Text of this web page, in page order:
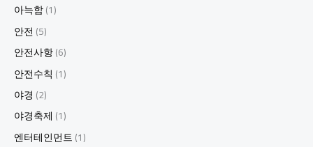
아늑함(1)
안전(5)
안전사항(6)
안전수칙 (1)
야경 (2)
야경축제 (1)
엔터테인먼트(1)